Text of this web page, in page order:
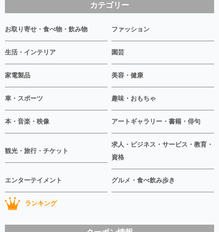
カテゴリー
お取り寄せ・食べ物・飲み物 ファッション
生活・インテリア 園芸
家電製品 美容・健康
車・スポーツ 趣味・おもちゃ
本・音楽・映像 アートギャラリー・書籍・俳句
観光・旅行・チケット
求人・ビジネス・サービス・教育・
資格
エンターテイメント グルメ・食べ飲み歩き
ランキング